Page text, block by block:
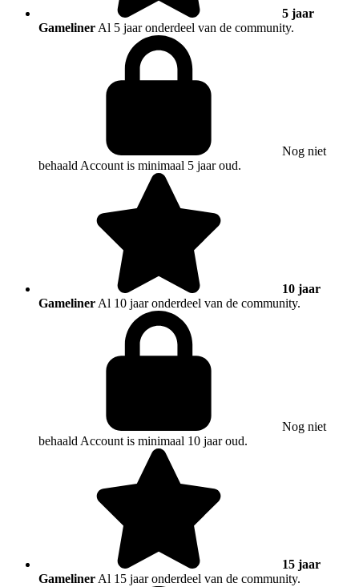
5 jaar
Gameliner Al 5 jaar onderdeel van de community.
Nog niet
behaald Account is minimaal 5 jaar oud.
10 jaar
Gameliner Al 10 jaar onderdeel van de community.
Nog niet
behaald Account is minimaal 10 jaar oud.
15 jaar
Gameliner Al 15 jaar onderdeel van de community.